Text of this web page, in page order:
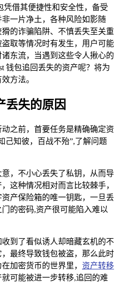
凭借其便捷性和安全性，备受
一片净土，各种风险如影随
的诈骗陷阱、不慎丢失至关重
取等情况时有发生，用户可能
东流，当遇到这些令人揪心的
钱包追回丢失的资产呢？将为
方法。
丢失的原因
之前，首要任务是精确确定资
己知彼，百战不殆”,了解问题
，不小心丢失了私钥，从而导
这种情况相对而言比较棘手，
产保险箱的唯一钥匙，一旦丢
的密码,资产很可能陷入难以
到了看似诱人却暗藏玄机的不
最终导致钱包被盗，那么此时
加密货币的世界里， 资产转移
可能被进一步转移,追回的难